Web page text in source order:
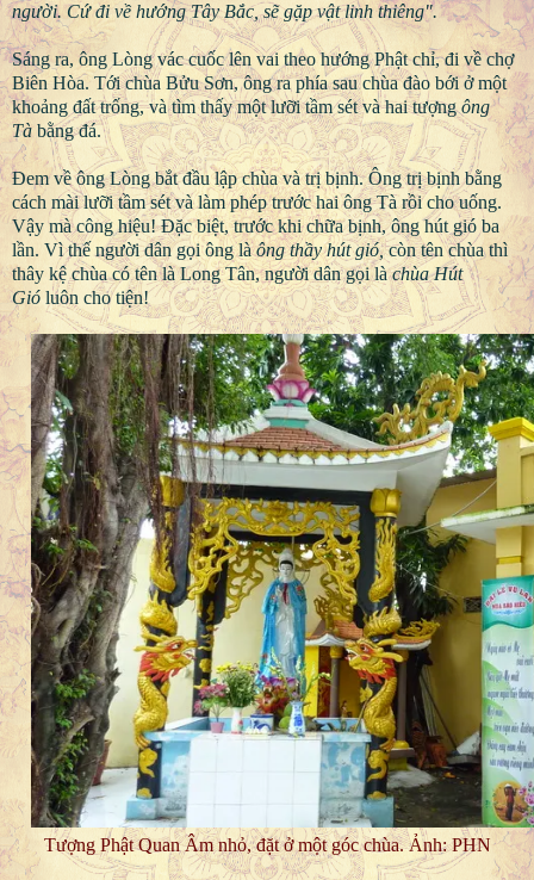
người. Cứ đi về hướng Tây Bắc, sẽ gặp vật linh thiêng".
Sáng ra, ông Lòng vác cuốc lên vai theo hướng Phật chỉ, đi về chợ
Biên Hòa. Tới chùa Bửu Sơn, ông ra phía sau chùa đào bới ở một
khoảng đất trống, và tìm thấy một lưỡi tầm sét và hai tượngông
Tà bằng đá.
Đem về ông Lòng bắt đầu lập chùa và trị bịnh. Ông trị bịnh bằng
cách mài lưỡi tầm sét và làm phép trước hai ông Tà rồi cho uống.
Vậy mà công hiệu! Đặc biệt, trước khi chữa bịnh, ông hút gió ba
lần. Vì thế người dân gọi ông làông thầy hút gió,còn tên chùa thì
thây kệ chùa có tên là Long Tân, người dân gọi làchùa Hút
Gió luôn cho tiện!
Tượng Phật Quan Âm nhỏ, đặt ở một góc chùa. Ảnh: PHN